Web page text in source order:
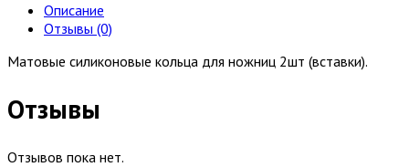
Описание
Отзывы (0)
Матовые силиконовые кольца для ножниц 2шт (вставки).
Отзывы
Отзывов пока нет.